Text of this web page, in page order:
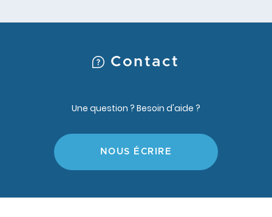
Contact
Une question ? Besoin d'aide ?
NOUS ÉCRIRE